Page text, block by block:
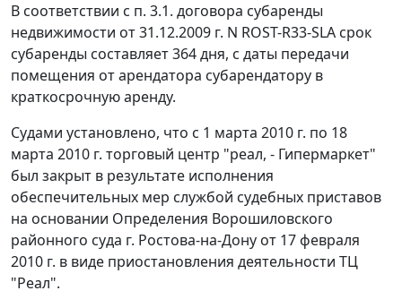
В соответствии с п. 3.1. договора субаренды
недвижимости от 31.12.2009 г. N ROST-R33-SLA срок
субаренды составляет 364 дня, с даты передачи
помещения от арендатора субарендатору в
краткосрочную аренду.
Судами установлено, что с 1 марта 2010 г. по 18
марта 2010 г. торговый центр "реал, - Гипермаркет"
был закрыт в результате исполнения
обеспечительных мер службой судебных приставов
на основании Определения Ворошиловского
районного суда г. Ростова-на-Дону от 17 февраля
2010 г. в виде приостановления деятельности ТЦ
"Реал".